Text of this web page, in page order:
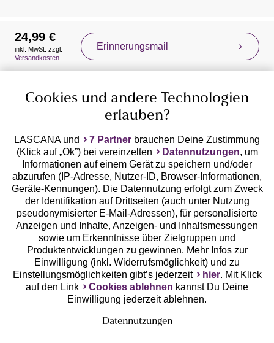
Auszeichnungen
Geprüfte Sicherheit
Unsere Apps
24,99 €
inkl. MwSt. zzgl.
Versandkosten
Erinnerungsmail
Cookies und andere Technologien
erlauben?
LASCANA und 7 Partner brauchen Deine Zustimmung
(Klick auf „Ok”) bei vereinzelten
Datennutzungen, um
Informationen auf einem Gerät zu speichern und/oder
abzurufen (IP-Adresse, Nutzer-ID, Browser-Informationen,
Geräte-Kennungen). Die Datennutzung erfolgt zum Zweck
der Identifikation auf Drittseiten (auch unter Nutzung
pseudonymisierter E-Mail-Adressen), für personalisierte
Anzeigen und Inhalte, Anzeigen- und Inhaltsmessungen
sowie um Erkenntnisse über Zielgruppen und
Produktentwicklungen zu gewinnen. Mehr Infos zur
Einwilligung (inkl. Widerrufsmöglichkeit) und zu
Einstellungsmöglichkeiten gibt’s jederzeit
hier. Mit Klick
auf den Link
Cookies ablehnen kannst Du Deine
Einwilligung jederzeit ablehnen.
Datennutzungen